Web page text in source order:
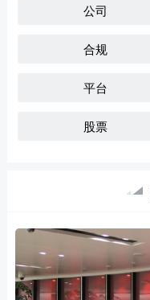
公司
合规
平台
股票